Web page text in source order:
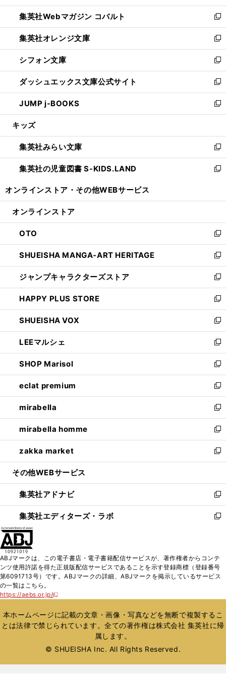
開
く
ウ
で
開
く
ン
ド
ウ
で
開
く
ウ
ィ
ン
ド
ウ
で
開
く
集英社Webマガジン コバルト
新
し
い
ウ
ィ
ン
ド
ウ
で
開
集英社オレンジ文庫
新
し
い
ウ
ィ
ン
ド
ウ
開
く
シフォン文庫
新
し
い
ウ
ィ
ン
ウ
で
開
く
ダッシュエックス文庫公式サイト
新
し
い
ウ
ン
ド
ウ
で
JUMP j-BOOKS
新
し
ウ
ィ
ン
ド
開
キッズ
集英社みらい文庫
新
し
い
ン
ウ
で
開
く
集英社の児童図書 S-KIDS.LAND
新
ウ
ン
ド
ウ
で
開
く
オンラインストア・ その他WEBサービス
オンラインストア
OTO
新
し
い
ウ
ィ
ン
ド
ウ
で
開
く
SHUEISHA MANGA-ART HERITAGE
新
し
い
ウ
ィ
ン
ド
ウ
で
開
く
ジャンプキャラクターズストア
新
し
い
ウ
ィ
ン
ド
ウ
で
開
く
HAPPY PLUS STORE
新
し
い
ウ
ィ
ン
ド
ウ
で
開
く
SHUEISHA VOX
新
し
い
ウ
ィ
ン
ド
ウ
で
開
く
LEEマルシェ
新
し
い
ウ
ィ
ン
ド
ウ
で
開
く
SHOP Marisol
新
し
い
ウ
ィ
ン
ド
ウ
で
開
eclat premium
新
し
い
ウ
ィ
ン
ド
ウ
開
く
mirabella
新
し
い
ウ
ィ
ン
ウ
で
開
く
mirabella homme
新
し
い
ウ
ン
ド
ウ
で
zakka market
新
し
ウ
ィ
ン
ド
く
その他WEBサービス
集英社アドナビ
新
し
い
ド
ウ
で
集英社エディターズ・ラボ
新
ィ
ン
ド
開
く
ABJマークは、この電子書店・電子書籍配信サービスが、著作権者からコンテ
ンツ使用許諾を得た正規版配信サービスであることを示す登録商標（登録番号
第6091713号）です。ABJマークの詳細、ABJマークを掲示しているサービス
の一覧はこちら。
https://aebs.or.jp/
新
い
ウ
ィ
ウ
本ホームページに記載の文章・画像・写真などを無断で複製するこ
とは法律で禁じられています。全ての著作権は株式会社 集英社に帰
属します。
© SHUEISHA Inc. All Rights Reserved.